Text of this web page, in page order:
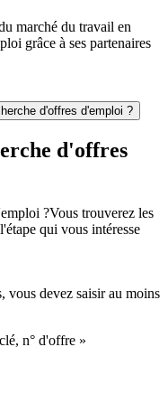
marché du travail en
grâce à ses partenaires
d'offres d'emploi ?
d'offres
?Vous trouverez les
qui vous intéresse
vous devez saisir au moins
n° d'offre »